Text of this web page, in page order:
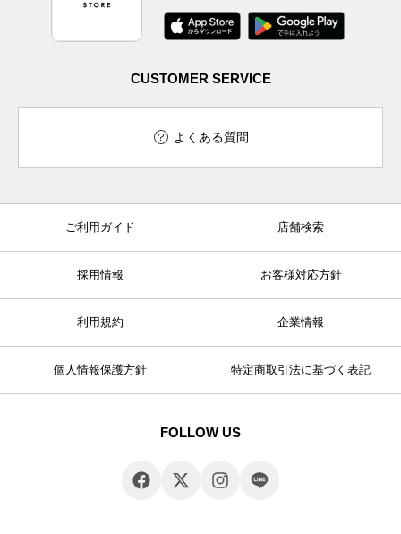
CUSTOMER SERVICE
よくある質問
ご利用ガイド 店舗検索
採用情報 お客様対応方針
利用規約 企業情報
個人情報保護方針 特定商取引法に基づく表記
FOLLOW US